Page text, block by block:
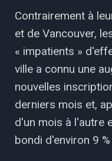
Contrairement à
et de Vancouver,
« impatients »
ville a connu une
nouvelles
derniers mois et,
d'un mois à l'autre
bondi d'environ 9